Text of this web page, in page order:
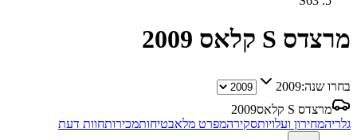
מרצדס S קלאס 2009
בחרו שנה:2009
מרצדס S קלאס
2009
גלריהמחירון ועלויותסקירהמפרט מלאבטיחותמכירותחוות דעת